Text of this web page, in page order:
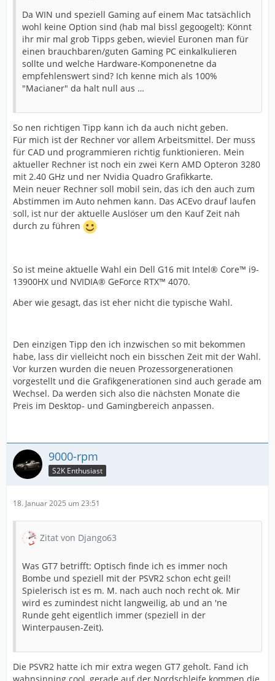
Da WIN und speziell Gaming auf einem Mac tatsächlich
wohl keine Option sind (hab mal bissl gegoogelt): Könnt
ihr mir mal grob Tipps geben, wieviel Euronen man für
einen brauchbaren/guten Gaming PC einkalkulieren
sollte und welche Hardware-Komponenetne da
empfehlenswert sind? Ich kenne mich als 100%
"Macianer" da halt null aus …
So nen richtigen Tipp kann ich da auch nicht geben.
Für mich ist der Rechner vor allem Arbeitsmittel. Der muss
für CAD und programmieren richtig funktionieren. Mein
aktueller Rechner ist noch ein zwei Kern AMD Opteron 3280
mit 2.40 GHz und ner Nvidia Quadro Grafikkarte.
Mein neuer Rechner soll mobil sein, das ich den auch zum
Abstimmen im Auto nehmen kann. Das ACEvo drauf laufen
soll, ist nur der aktuelle Auslöser um den Kauf Zeit nah
durch zu führen
So ist meine aktuelle Wahl ein Dell G16 mit Intel® Core™ i9-
13900HX und NVIDIA® GeForce RTX™ 4070.
Aber wie gesagt, das ist eher nicht die typische Wahl.
Den einzigen Tipp den ich inzwischen so mit bekommen
habe, lass dir vielleicht noch ein bisschen Zeit mit der Wahl.
Vor kurzen wurden die neuen Prozessorgenerationen
vorgestellt und die Grafikgenerationen sind auch gerade am
Wechsel. Da werden sich also die nächsten Monate die
Preis im Desktop- und Gamingbereich anpassen.
9000-rpm
S2K Enthusiast
18. Januar 2025 um 23:51
Zitat von Django63
Was GT7 betrifft: Optisch finde ich es immer noch
Bombe und speziell mit der PSVR2 schon echt geil!
Spielerisch ist es m. M. nach auch noch recht ok. Mir
wird es zumindest nicht langweilig, ab und an 'ne
Runde geht eigentlich immer (speziell in der
Winterpausen-Zeit).
Die PSVR2 hatte ich mir extra wegen GT7 geholt. Fand ich